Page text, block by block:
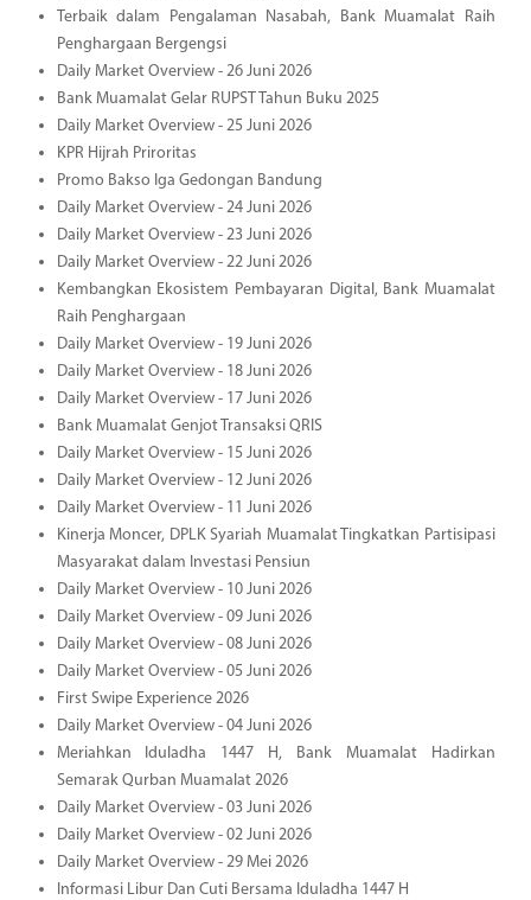
Terbaik dalam Pengalaman Nasabah, Bank Muamalat Raih
Penghargaan Bergengsi
Daily Market Overview - 26 Juni 2026
Bank Muamalat Gelar RUPST Tahun Buku 2025
Daily Market Overview - 25 Juni 2026
KPR Hijrah Priroritas
Promo Bakso Iga Gedongan Bandung
Daily Market Overview - 24 Juni 2026
Daily Market Overview - 23 Juni 2026
Daily Market Overview - 22 Juni 2026
Kembangkan Ekosistem Pembayaran Digital, Bank Muamalat
Raih Penghargaan
Daily Market Overview - 19 Juni 2026
Daily Market Overview - 18 Juni 2026
Daily Market Overview - 17 Juni 2026
Bank Muamalat Genjot Transaksi QRIS
Daily Market Overview - 15 Juni 2026
Daily Market Overview - 12 Juni 2026
Daily Market Overview - 11 Juni 2026
Kinerja Moncer, DPLK Syariah Muamalat Tingkatkan Partisipasi
Masyarakat dalam Investasi Pensiun
Daily Market Overview - 10 Juni 2026
Daily Market Overview - 09 Juni 2026
Daily Market Overview - 08 Juni 2026
Daily Market Overview - 05 Juni 2026
First Swipe Experience 2026
Daily Market Overview - 04 Juni 2026
Meriahkan Iduladha 1447 H, Bank Muamalat Hadirkan
Semarak Qurban Muamalat 2026
Daily Market Overview - 03 Juni 2026
Daily Market Overview - 02 Juni 2026
Daily Market Overview - 29 Mei 2026
Informasi Libur Dan Cuti Bersama Iduladha 1447 H